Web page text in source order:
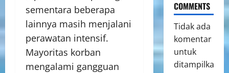
sementara beberapa
lainnya masih menjalani
perawatan intensif.
Mayoritas korban
mengalami gangguan
COMMENTS
Tidak ada
komentar
untuk
ditampilkan.